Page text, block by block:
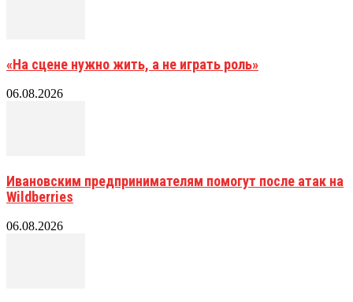
«На сцене нужно жить, а не играть роль»
06.08.2026
Ивановским предпринимателям помогут после атак на
Wildberries
06.08.2026